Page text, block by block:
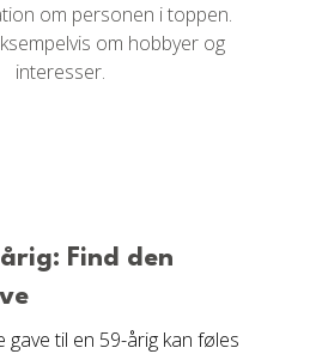
om personen i toppen.
om hobbyer og
interesser.
Find den
gave til en 59-årig kan føles